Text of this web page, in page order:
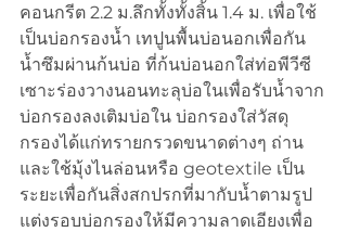
คอนกรีต 2.2 ม.ลึกทั้งทั้งสิ้น 1.4 ม. เพื่อใช้
เป็นบ่อกรองน้ำ เทปูนพื้นบ่อนอกเพื่อกัน
น้ำซึมผ่านก้นบ่อ ที่ก้นบ่อนอกใส่ท่อพีวีซี
เซาะร่องวางนอนทะลุบ่อในเพื่อรับน้ำจาก
บ่อกรองลงเติมบ่อใน บ่อกรองใส่วัสดุ
กรองได้แก่ทรายกรวดขนาดต่างๆ ถ่าน
และใช้มุ้งไนล่อนหรือ geotextile เป็น
ระยะเพื่อกันสิ่งสกปรกที่มากับน้ำตามรูป
แต่งรอบบ่อกรองให้มีความลาดเอียงเพื่อ